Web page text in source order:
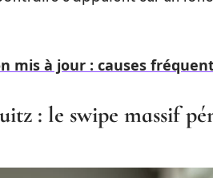
mis à jour : causes
: le swipe massif